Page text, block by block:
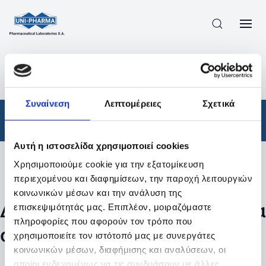
Συναίνεση Λεπτομέρειες Σχετικά
Αυτή η ιστοσελίδα χρησιμοποιεί cookies
Χρησιμοποιούμε cookie για την εξατομίκευση
περιεχομένου και διαφημίσεων, την παροχή λειτουργιών
κοινωνικών μέσων και την ανάλυση της
επισκεψιμότητάς μας. Επιπλέον, μοιραζόμαστε
πληροφορίες που αφορούν τον τρόπο που
χρησιμοποιείτε τον ιστότοπό μας με συνεργάτες
κοινωνικών μέσων, διαφήμισης και αναλύσεων, οι
οποίοι ενδεχομένως να τις συνδυάσουν με άλλες
ΠΡΟΪΟΝΤΑ
ΑΠΟΤΕΛΕΣΜΑΤΑ ΑΝΑΖΗΤΗΣΗΣ
Φάρμακα
Φίλτρα
Δεν βρέθηκαν προϊόντα με τα
συγκεκριμένα φίλτρα